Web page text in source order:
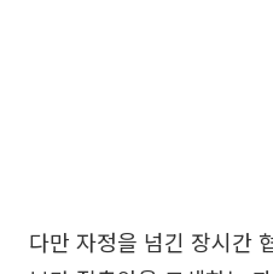
다만 자정을 넘긴 장시간